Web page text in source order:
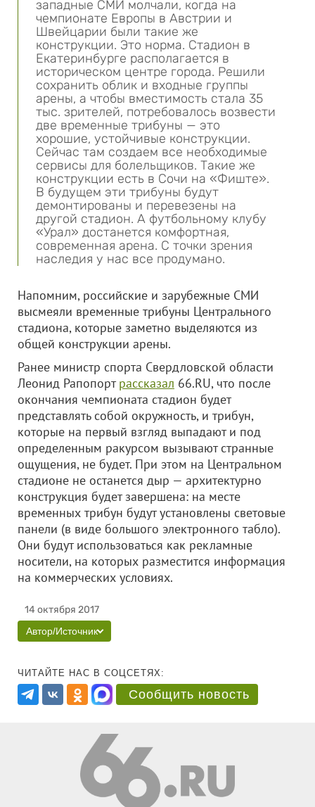
западные СМИ молчали, когда на
чемпионате Европы в Австрии и
Швейцарии были такие же
конструкции. Это норма. Стадион в
Екатеринбурге располагается в
историческом центре города. Решили
сохранить облик и входные группы
арены, а чтобы вместимость стала 35
тыс. зрителей, потребовалось возвести
две временные трибуны — это
хорошие, устойчивые конструкции.
Сейчас там создаем все необходимые
сервисы для болельщиков. Такие же
конструкции есть в Сочи на «Фиште».
В будущем эти трибуны будут
демонтированы и перевезены на
другой стадион. А футбольному клубу
«Урал» достанется комфортная,
современная арена. С точки зрения
наследия у нас все продумано.
Напомним, российские и зарубежные СМИ
высмеяли временные трибуны Центрального
стадиона, которые заметно выделяются из
общей конструкции арены.
Ранее министр спорта Свердловской области
Леонид Рапопортрассказал 66.RU, что после
окончания чемпионата стадион будет
представлять собой окружность, и трибун,
которые на первый взгляд выпадают и под
определенным ракурсом вызывают странные
ощущения, не будет. При этом на Центральном
стадионе не останется дыр — архитектурно
конструкция будет завершена: на месте
временных трибун будут установлены световые
панели (в виде большого электронного табло).
Они будут использоваться как рекламные
носители, на которых разместится информация
на коммерческих условиях.
14 октября 2017
Автор/Источник
ЧИТАЙТЕ НАС В СОЦСЕТЯХ:
Сообщить новость